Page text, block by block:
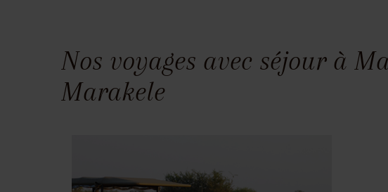
Nos voyages avec séjour à
Marakele